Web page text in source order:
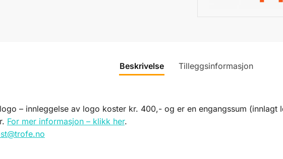
Beskrivelse Tilleggsinformasjon
– innleggelse av logo koster kr. 400,- og er en engangssum
For mer informasjon – klikk her.